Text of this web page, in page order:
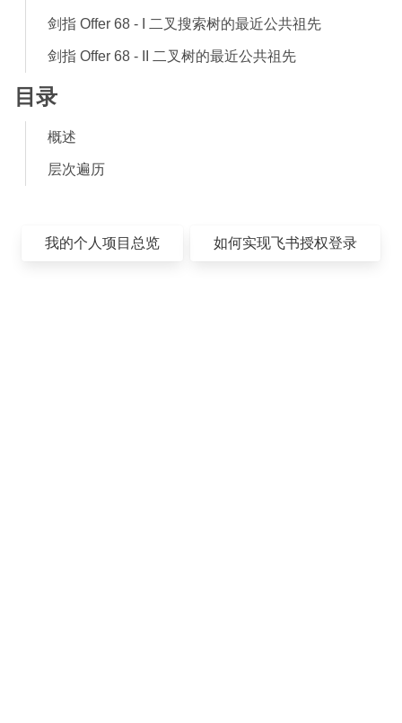
剑指 Offer 68 - I 二叉搜索树的最近公共祖先
剑指 Offer 68 - II 二叉树的最近公共祖先
目录
概述
层次遍历
我的个人项目总览 如何实现飞书授权登录